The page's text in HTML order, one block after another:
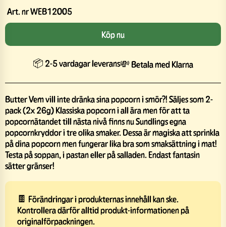
Art. nrWEB12005
Köp nu
📦 2-5 vardagar leverans💸 Betala med Klarna
Butter Vem vill inte dränka sina popcorn i smör?! Säljes som 2-
pack (2x 26g) Klassiska popcorn i all ära men för att ta
popcornätandet till nästa nivå finns nu Sundlings egna
popcornkryddor i tre olika smaker. Dessa är magiska att sprinkla
på dina popcorn men fungerar lika bra som smaksättning i mat!
Testa på soppan, i pastan eller på salladen. Endast fantasin
sätter gränser!
🍫 Förändringar i produkternas innehåll kan ske.
Kontrollera därför alltid produkt-informationen på
originalförpackningen.